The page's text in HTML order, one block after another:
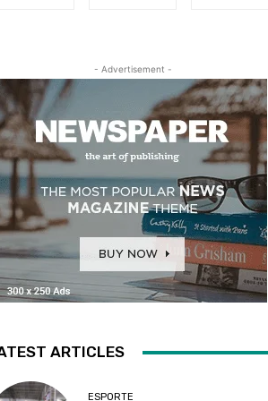
- Advertisement -
ARTICLES
ESPORTE